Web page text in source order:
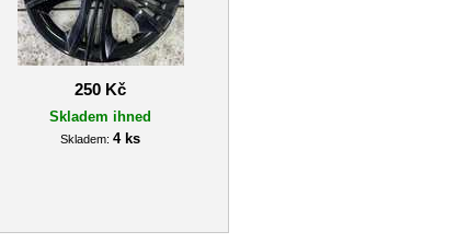
250 Kč
Skladem ihned
Skladem: 4 ks